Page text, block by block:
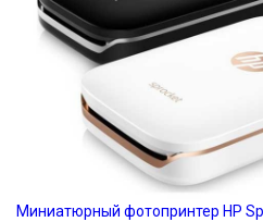
Миниатюрный фотопринтер HP